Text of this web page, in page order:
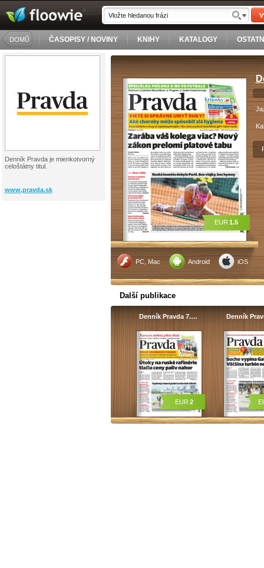
DOMŮ ČASOPISY / NOVINY KNIHY KATALOGY
Denník Pravda je mienkotvorný
celoštátny titul.
www.pravda.sk
PC, Mac Android iOS
EUR 1.5
Další publikace
Denník Pravda 7.…
EUR 2
Denník